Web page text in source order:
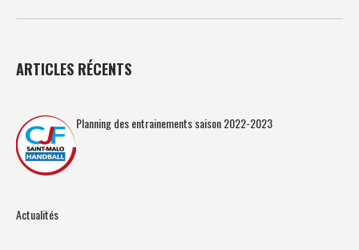
ARTICLES RÉCENTS
Planning des entrainements saison 2022-2023
Actualités